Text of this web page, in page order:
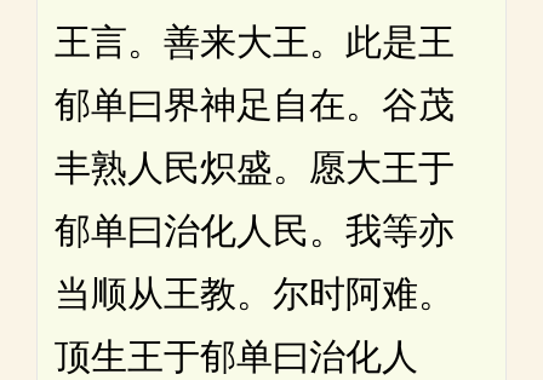
王言。善来大王。此是王
郁单曰界神足自在。谷茂
丰熟人民炽盛。愿大王于
郁单曰治化人民。我等亦
当顺从王教。尔时阿难。
顶生王于郁单曰治化人